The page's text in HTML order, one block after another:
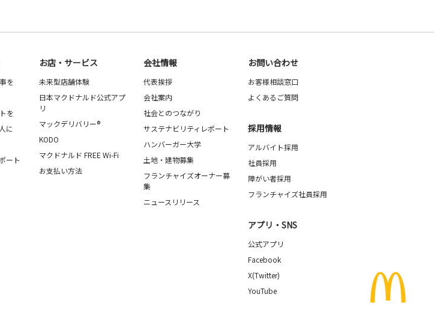
を
を
に
ート
お店・サービス
未来型店舗体験
日本マクドナルド公式アプ
リ
マックデリバリー®
KODO
マクドナルド FREE Wi-Fi
お支払い方法
会社情報
代表挨拶
会社案内
社会とのつながり
サステナビリティレポート
ハンバーガー大学
土地・建物募集
フランチャイズオーナー募
集
ニュースリリース
お問い合わせ
お客様相談窓口
よくあるご質問
採用情報
アルバイト採用
社員採用
障がい者採用
フランチャイズ社員採用
アプリ・SNS
公式アプリ
Facebook
X(Twitter)
YouTube